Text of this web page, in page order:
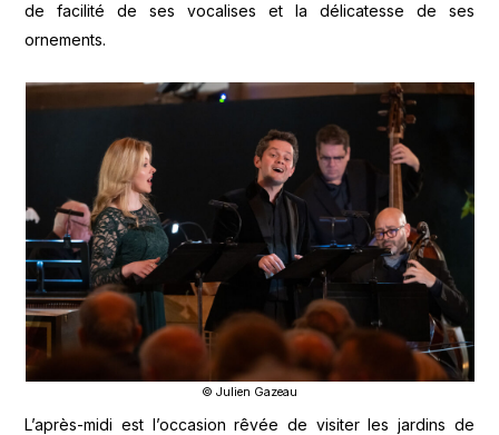
de facilité de ses vocalises et la délicatesse de ses
ornements.
© Julien Gazeau
L’après-midi est l’occasion rêvée de visiter les jardins de